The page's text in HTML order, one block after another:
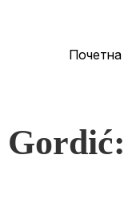
Почетна